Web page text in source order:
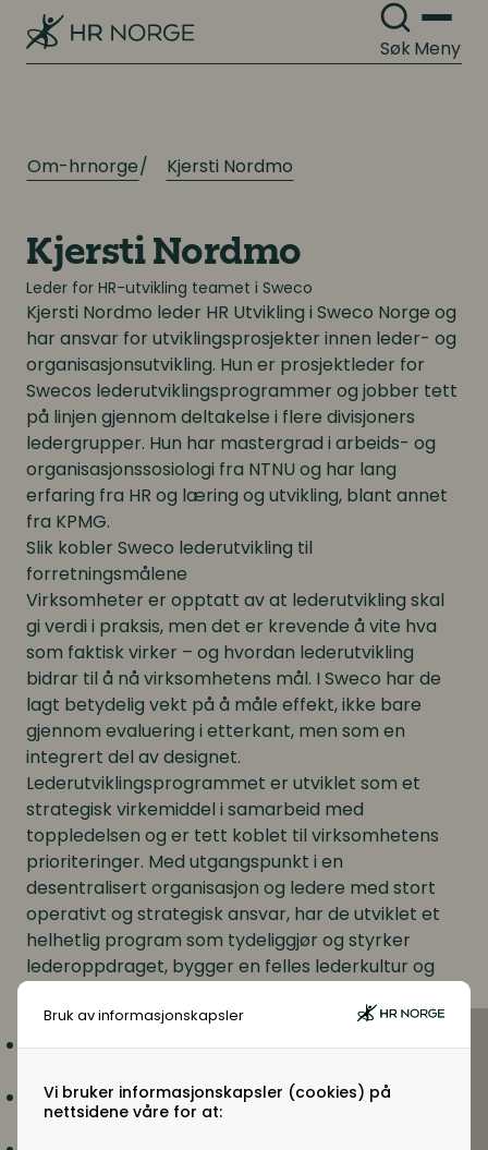
Bruk av informasjonskapsler
Vi bruker informasjonskapsler (cookies) på
nettsidene våre for at:
SøkMeny
Om-hrnorge Kjersti Nordmo
Kjersti Nordmo
Leder for HR-utvikling teamet i Sweco
Kjersti Nordmo leder HR Utvikling i Sweco Norge og
har ansvar for utviklingsprosjekter innen leder- og
organisasjonsutvikling. Hun er prosjektleder for
Swecos lederutviklingsprogrammer og jobber tett
på linjen gjennom deltakelse i flere divisjoners
ledergrupper. Hun har mastergrad i arbeids- og
organisasjonssosiologi fra NTNU og har lang
erfaring fra HR og læring og utvikling, blant annet
fra KPMG.
Slik kobler Sweco lederutvikling til
forretningsmålene
Virksomheter er opptatt av at lederutvikling skal
gi verdi i praksis, men det er krevende å vite hva
som faktisk virker – og hvordan lederutvikling
bidrar til å nå virksomhetens mål. I Sweco har de
lagt betydelig vekt på å måle effekt, ikke bare
gjennom evaluering i etterkant, men som en
integrert del av designet.
Lederutviklingsprogrammet er utviklet som et
strategisk virkemiddel i samarbeid med
toppledelsen og er tett koblet til virksomhetens
prioriteringer. Med utgangspunkt i en
desentralisert organisasjon og ledere med stort
operativt og strategisk ansvar, har de utviklet et
helhetlig program som tydeliggjør og styrker
lederoppdraget, bygger en felles lederkultur og
organisasjonen.
Hva må til for at lederutvikling gir effekt på
Hvordan koble lederutvikling til virksomhetens
prioriteringer og toppledelsens agenda?